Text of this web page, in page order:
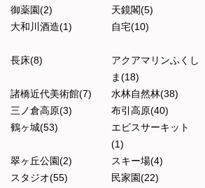
御薬園(2)
天鏡閣(5)
大和川酒造(1)
自宅(10)
長床(8)
アクアマリンふくし
ま(18)
諸橋近代美術館(7) 水林自然林(38)
三ノ倉高原(3)
布引高原(40)
鶴ヶ城(53)
エビスサーキット
(1)
翠ヶ丘公園(2) スキー場(4)
スタジオ(55)
民家園(22)